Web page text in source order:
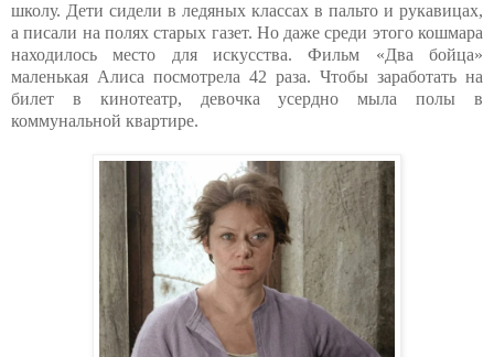
школу. Дети сидели в ледяных классах в пальто и рукавицах,
а писали на полях старых газет. Но даже среди этого кошмара
находилось место для искусства. Фильм «Два бойца»
маленькая Алиса посмотрела 42 раза. Чтобы заработать на
билет в кинотеатр, девочка усердно мыла полы в
коммунальной квартире.